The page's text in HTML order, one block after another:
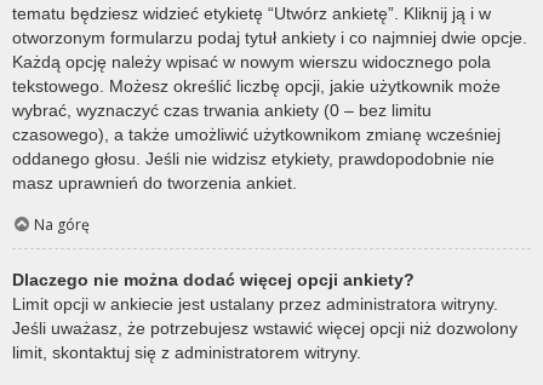
tematu będziesz widzieć etykietę “Utwórz ankietę”. Kliknij ją i w
otworzonym formularzu podaj tytuł ankiety i co najmniej dwie opcje.
Każdą opcję należy wpisać w nowym wierszu widocznego pola
tekstowego. Możesz określić liczbę opcji, jakie użytkownik może
wybrać, wyznaczyć czas trwania ankiety (0 – bez limitu
czasowego), a także umożliwić użytkownikom zmianę wcześniej
oddanego głosu. Jeśli nie widzisz etykiety, prawdopodobnie nie
masz uprawnień do tworzenia ankiet.
Na górę
Dlaczego nie można dodać więcej opcji ankiety?
Limit opcji w ankiecie jest ustalany przez administratora witryny.
Jeśli uważasz, że potrzebujesz wstawić więcej opcji niż dozwolony
limit, skontaktuj się z administratorem witryny.